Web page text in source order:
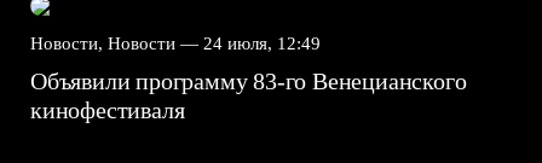
Новости, Новости — 24 июля, 12:49
Объявили программу 83-го Венецианского
кинофестиваля